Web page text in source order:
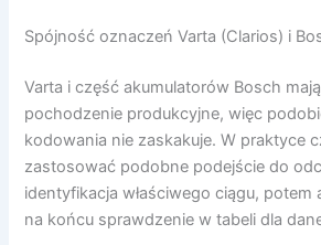
Spójność oznaczeń Varta (Clarios) i
Varta i część akumulatorów Bosch
pochodzenie produkcyjne, więc
kodowania nie zaskakuje. W praktyce
zastosować podobne podejście do
identyfikacja właściwego ciągu, potem
na końcu sprawdzenie w tabeli dla